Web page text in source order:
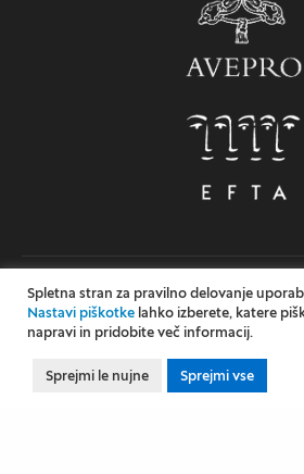
© 2026 Teološka fakulteta,
Splošni pogoji
Nastavi piškotke
Spletna stran za pravilno delovanje
Nastavi piškotke lahko izberete, katere
napravi in pridobite več informacij.
Sprejmi le nujne Sprejmi vse